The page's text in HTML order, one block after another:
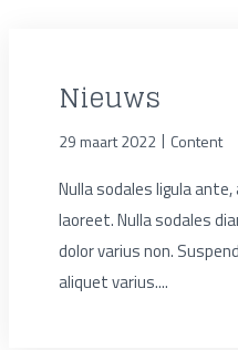
Nieuws
29 maart 2022 | Content
Nulla sodales ligula
laoreet. Nulla sodales
dolor varius non.
aliquet varius....